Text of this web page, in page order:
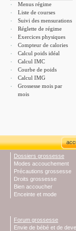
Menus régime
Liste de courses
Suivi des mensurations
Réglette de régime
Exercices physiques
Compteur de calories
Calcul poids idéal
Calcul IMC
Courbe de poids
Calcul IMG
Grossesse mois par
mois
Dossiers grossesse
Modes accouchement
Précautions grossesse
Droits grossesse
Bien accoucher
Enceinte et mode
Forum grossesse
Envie de bébé et de